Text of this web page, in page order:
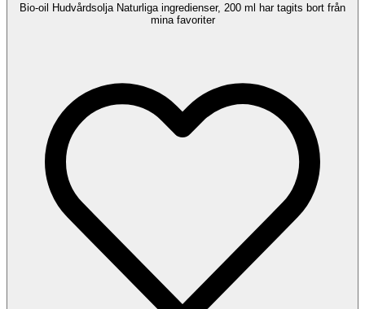
Bio-oil Hudvårdsolja Naturliga ingredienser, 200 ml har tagits bort från
mina favoriter